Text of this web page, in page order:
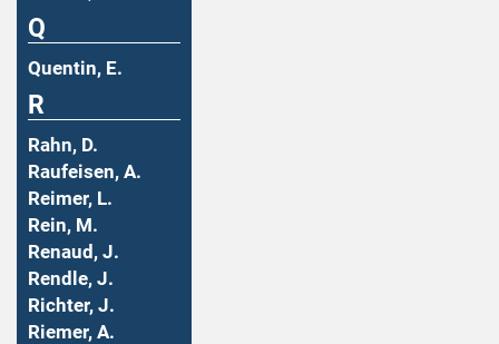
Q
Quentin, E.
R
Rahn, D.
Raufeisen, A.
Reimer, L.
Rein, M.
Renaud, J.
Rendle, J.
Richter, J.
Riemer, A.